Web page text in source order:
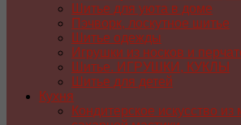
Шитье для уюта в доме
Пэчворк, лоскутное шитье
Шитье одежды
Игрушки из носков и
Шитье. ИГРУШКИ, КУКЛЫ
Шитье для детей
Кухня
Кондитерское искусство